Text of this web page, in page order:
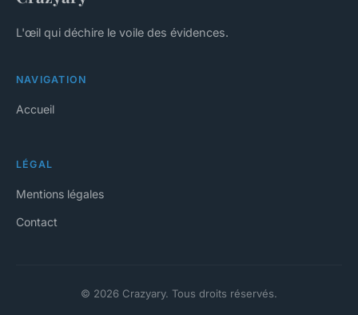
L'œil qui déchire le voile des évidences.
NAVIGATION
Accueil
LÉGAL
Mentions légales
Contact
© 2026 Crazyary. Tous droits réservés.